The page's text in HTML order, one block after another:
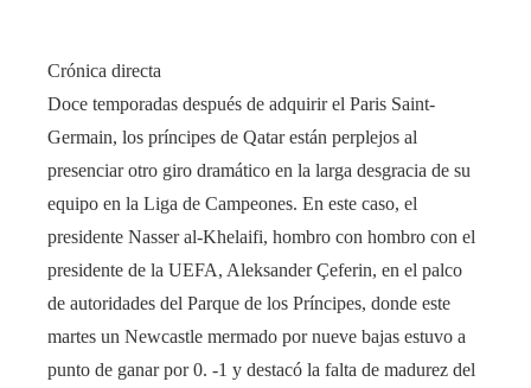
Crónica directa
Doce temporadas después de adquirir el Paris Saint-
Germain, los príncipes de Qatar están perplejos al
presenciar otro giro dramático en la larga desgracia de su
equipo en la Liga de Campeones. En este caso, el
presidente Nasser al-Khelaifi, hombro con hombro con el
presidente de la UEFA, Aleksander Çeferin, en el palco
de autoridades del Parque de los Príncipes, donde este
martes un Newcastle mermado por nueve bajas estuvo a
punto de ganar por 0. -1 y destacó la falta de madurez del